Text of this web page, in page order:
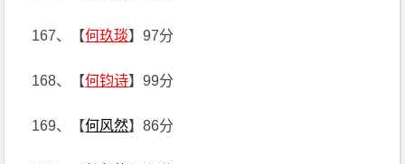
167、【何玖琰】97分
168、【何钧诗】99分
169、【何风然】86分